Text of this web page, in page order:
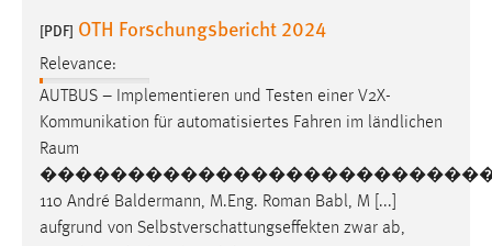
[PDF] OTH Forschungsbericht 2024
Relevance:
AUTBUS – Implementieren und Testen einer V2X-
Kommunikation für automatisiertes Fahren im ländlichen
Raum
110 André Baldermann, M.Eng. Roman Babl, M [...]
aufgrund von Selbstverschattungseffekten zwar ab,